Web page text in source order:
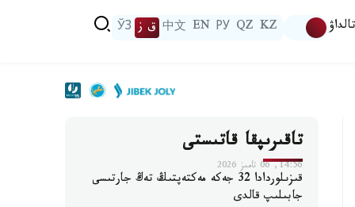
تالداۋ KZ
QZ
РУ
EN
中文 ق ز ЎЗ
تاقىرىپقا قاتىستى
14:56, 06 تامىز 2026
قىزىلوردادا 32 جەكە مەكتەپتىڭ تەڭ جارتىسى
جابىلىپ قالدى